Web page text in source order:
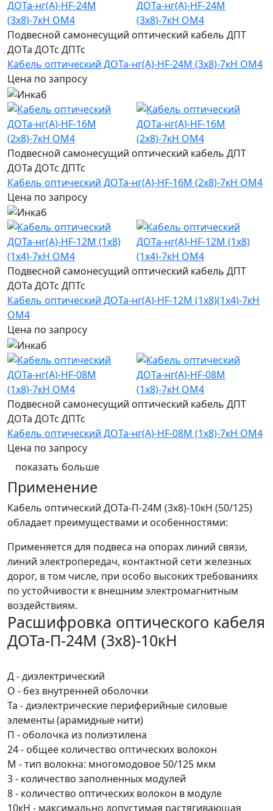
Подвесной самонесущий оптический кабель ДПТ
ДОТа ДОТс ДПТс
Кабель оптический ДОТа-нг(А)-HF-24М (3х8)-7кН ОМ4
Цена по запросу
Подвесной самонесущий оптический кабель ДПТ
ДОТа ДОТс ДПТс
Кабель оптический ДОТа-нг(А)-HF-16М (2х8)-7кН ОМ4
Цена по запросу
Подвесной самонесущий оптический кабель ДПТ
ДОТа ДОТс ДПТс
Кабель оптический ДОТа-нг(А)-HF-12М (1х8)(1х4)-7кН
ОМ4
Цена по запросу
Подвесной самонесущий оптический кабель ДПТ
ДОТа ДОТс ДПТс
Кабель оптический ДОТа-нг(А)-HF-08М (1х8)-7кН ОМ4
Цена по запросу
показать больше
Применение
Кабель оптический ДОТа-П-24М (3х8)-10кН (50/125)
обладает преимуществами и особенностями:
Применяется для подвеса на опорах линий связи,
линий электропередач, контактной сети железных
дорог, в том числе, при особо высоких требованиях
по устойчивости к внешним электромагнитным
воздействиям.
Расшифровка оптического кабеля
ДОТа-П-24М (3х8)-10кН
Д - диэлектрический
О - без внутренней оболочки
Та - диэлектрические периферийные силовые
элементы (арамидные нити)
П - оболочка из полиэтилена
24 - общее количество оптических волокон
М - тип волокна: многомодовое 50/125 мкм
3 - количество заполненных модулей
8 - количество оптических волокон в модуле
10кН - максимально допустимая растягивающая